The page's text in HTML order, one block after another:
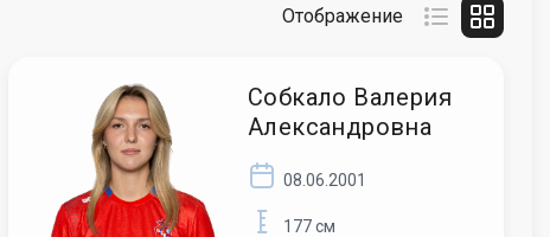
Отображение
Собкало Валерия
Александровна
08.06.2001
177 см